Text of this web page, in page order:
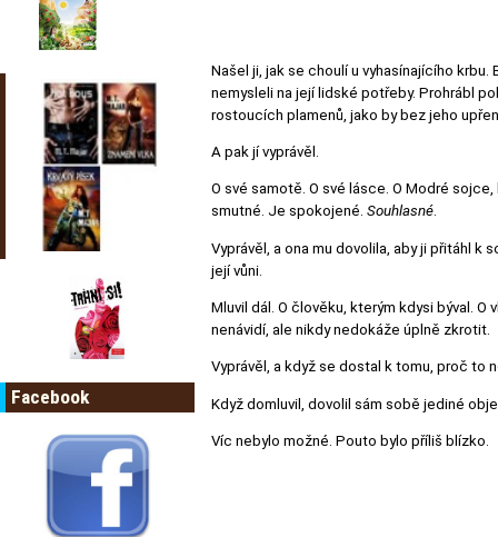
Facebook
Našel ji, jak se choulí u vyhasínajícího
nemysleli na její lidské potřeby. Prohrábl
rostoucích plamenů, jako by bez jeho
A pak jí vyprávěl.
O své samotě. O své lásce. O Modré
smutné. Je spokojené. Souhlasné.
Vyprávěl, a ona mu dovolila, aby ji přitáhl k
její vůni.
Mluvil dál. O člověku, kterým kdysi býval.
nenávidí, ale nikdy nedokáže úplně zkrotit.
Vyprávěl, a když se dostal k tomu, proč to
Když domluvil, dovolil sám sobě jediné
Víc nebylo možné. Pouto bylo příliš blízko.